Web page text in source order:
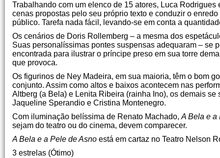
Trabalhando com um elenco de 15 atores, Luca
cenas propostas pelo seu próprio texto e conduzir o
público. Tarefa nada fácil, levando-se em conta a
Os cenários de Doris Rollemberg – a mesma dos
Suas personalíssimas pontes suspensas adequaram – se
encontrada para ilustrar o príncipe preso em sua torre
que provoca.
Os figurinos de Ney Madeira, em sua maioria, têm o bom
conjunto. Assim como altos e baixos acontecem nas
Altberg (a Bela) e Lenita Ribeira (rainha Ino), os demais
Jaqueline Sperandio e Cristina Montenegro.
Com iluminação belíssima de Renato Machado, A Bela e a
sejam do teatro ou do cinema, devem comparecer.
A Bela e a Pele de Asno está em cartaz no Teatro Nelson
3 estrelas (Ótimo)